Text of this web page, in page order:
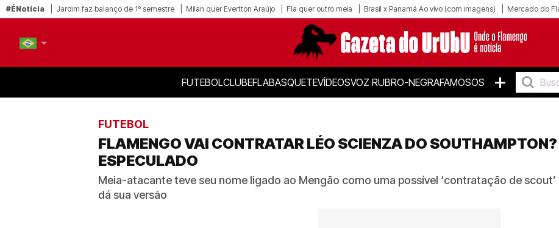
#ÉNotícia Jardim faz balanço de 1º semestre Milan quer Evertton Araújo Fla quer outro meia Brasil x Panamá Ao vivo (com imagens) Mercado do
FUTEBOLCLUBEFLABASQUETEVÍDEOSVOZ RUBRO-NEGRAFAMOSOS +
FUTEBOL
FLAMENGO VAI CONTRATAR LÉO SCIENZA DO
ESPECULADO
Meia-atacante teve seu nome ligado ao Mengão como uma possível ‘contratação de
dá sua versão